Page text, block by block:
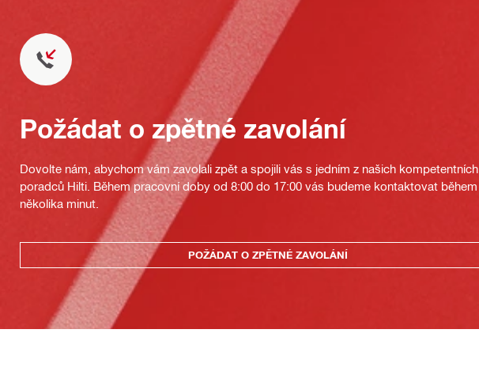
Požádat o zpětné zavolání
Dovolte nám, abychom vám zavolali zpět a spojili vás s jedním z našich kompetentních
poradců Hilti. Během pracovní doby od 8:00 do 17:00 vás budeme kontaktovat během
několika minut.
POŽÁDAT O ZPĚTNÉ ZAVOLÁNÍ